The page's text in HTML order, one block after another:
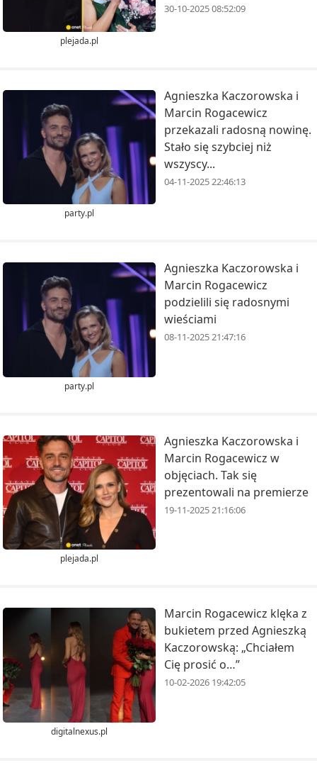
plejada.pl
30-10-2025 08:52:09
party.pl
Agnieszka Kaczorowska i
Marcin Rogacewicz
przekazali radosną nowinę.
Stało się szybciej niż
wszyscy...
04-11-2025 22:46:13
party.pl
Agnieszka Kaczorowska i
Marcin Rogacewicz
podzielili się radosnymi
wieściami
08-11-2025 21:47:16
plejada.pl
Agnieszka Kaczorowska i
Marcin Rogacewicz w
objęciach. Tak się
prezentowali na premierze
19-11-2025 21:16:06
digitalnexus.pl
Marcin Rogacewicz klęka z
bukietem przed Agnieszką
Kaczorowską: „Chciałem
Cię prosić o…”
10-02-2026 19:42:05